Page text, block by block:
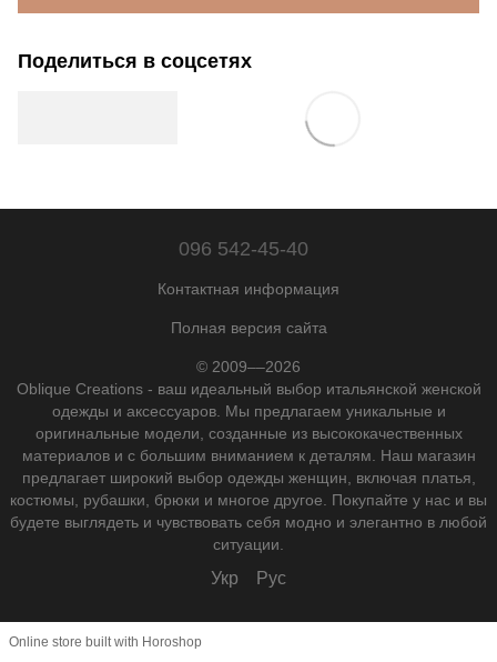
Поделиться в соцсетях
096 542-45-40
Контактная информация
Полная версия сайта
© 2009––2026
Oblique Creations - ваш идеальный выбор итальянской женской
одежды и аксессуаров. Мы предлагаем уникальные и
оригинальные модели, созданные из высококачественных
материалов и с большим вниманием к деталям. Наш магазин
предлагает широкий выбор одежды женщин, включая платья,
костюмы, рубашки, брюки и многое другое. Покупайте у нас и вы
будете выглядеть и чувствовать себя модно и элегантно в любой
ситуации.
Укр Рус
Online store built with Horoshop